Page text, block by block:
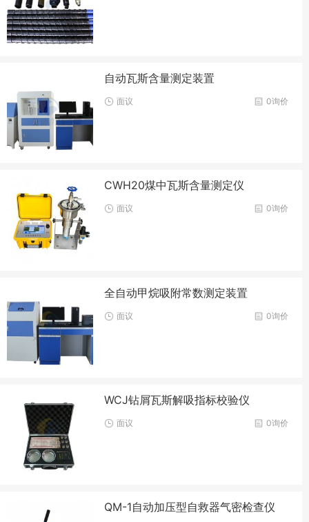
自动瓦斯含量测定装置
0询价
面议
CWH20煤中瓦斯含量测定仪
0询价
面议
全自动甲烷吸附常数测定装置
0询价
面议
WCJ钻屑瓦斯解吸指标校验仪
0询价
面议
QM-1自动加压型自救器气密检查仪